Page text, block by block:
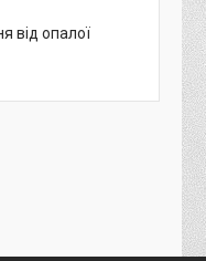
від опалої